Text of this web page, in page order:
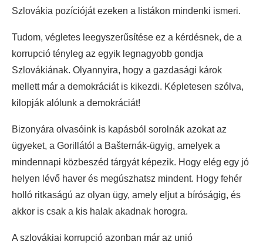
Szlovákia pozícióját ezeken a listákon mindenki ismeri.
Tudom, végletes leegyszerűsítése ez a kérdésnek, de a
korrupció tényleg az egyik legnagyobb gondja
Szlovákiának. Olyannyira, hogy a gazdasági károk
mellett már a demokráciát is kikezdi. Képletesen szólva,
kilopják alólunk a demokráciát!
Bizonyára olvasóink is kapásból sorolnák azokat az
ügyeket, a Gorillától a Bašternák-ügyig, amelyek a
mindennapi közbeszéd tárgyát képezik. Hogy elég egy jó
helyen lévő haver és megúszhatsz mindent. Hogy fehér
holló ritkaságú az olyan ügy, amely eljut a bíróságig, és
akkor is csak a kis halak akadnak horogra.
A szlovákiai korrupció azonban már az unió